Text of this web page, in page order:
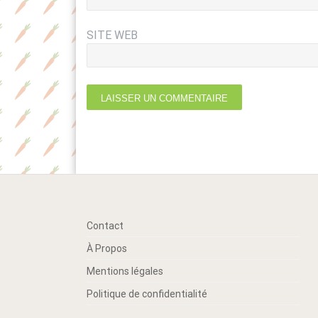
SITE WEB
Contact
À Propos
Mentions légales
Politique de confidentialité